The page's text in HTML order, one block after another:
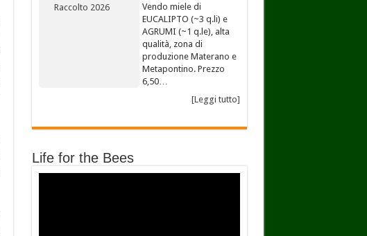
Vendo miele di
EUCALIPTO (~3 q.li) e
AGRUMI (~1 q.le), alta
qualità, zona di
produzione Materano e
Metapontino. Prezzo
6,50…
[Leggi tutto]
Life for the Bees